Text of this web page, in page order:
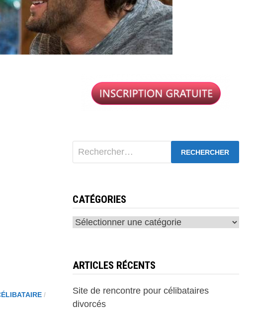
/
Rechercher :
CATÉGORIES
Catégories
ARTICLES RÉCENTS
Site de rencontre pour célibataires
divorcés